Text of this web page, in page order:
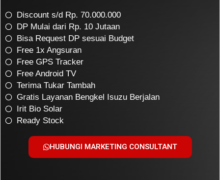
Discount s/d Rp. 70.000.000
DP Mulai dari Rp. 10 Jutaan
Bisa Request DP sesuai Budget
Free 1x Angsuran
Free GPS Tracker
Free Android TV
Terima Tukar Tambah
Gratis Layanan Bengkel Isuzu Berjalan
Irit Bio Solar
Ready Stock
HUBUNGI MARKETING CONSULTANT